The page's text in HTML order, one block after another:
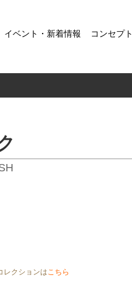
イベント・新着情報 コンセプト
レクションはこちら